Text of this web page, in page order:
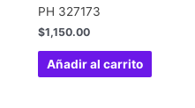
PH 327173
$1,150.00
Añadir al carrito